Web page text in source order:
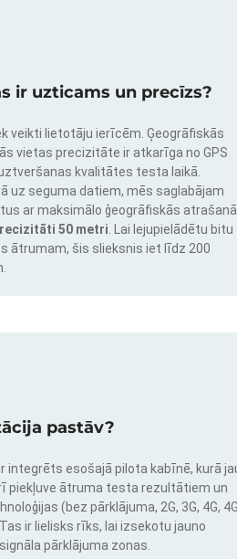
ir uzticams un precīzs?
veikti lietotāju ierīcēm. Ģeogrāfiskās
vietas precizitāte ir atkarīga no GPS
kvalitātes testa laikā.
uz seguma datiem, mēs saglabājam
ar maksimālo ģeogrāfiskās
50 metri . Lai lejupielādētu bitu
ātrumam, šis slieksnis iet līdz 200
pastāv?
integrēts esošajā pilota kabīnē, kurā
piekļuve ātruma testa rezultātiem un
(bez pārklājuma, 2G, 3G, 4G, 4G
ir lielisks rīks, lai izsekotu jauno
pārklājuma zonas.